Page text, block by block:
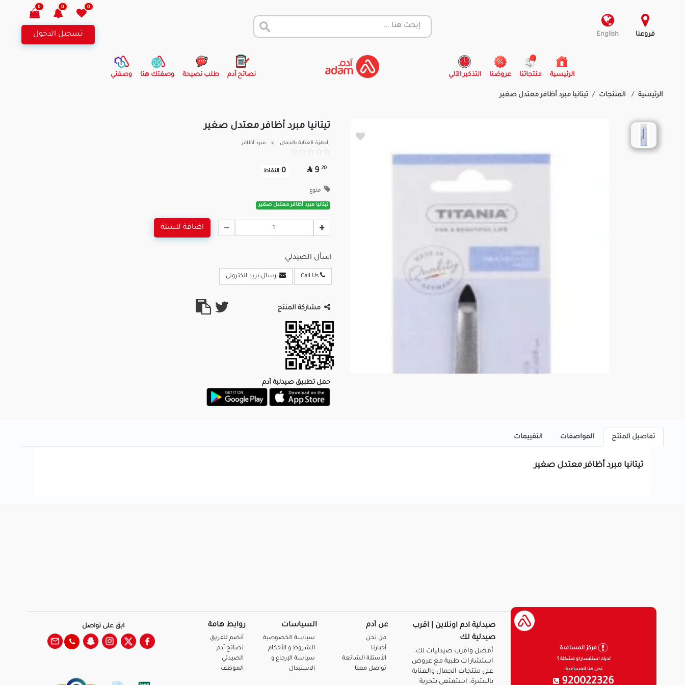
فروعنا English
0
0
0
تسجيل الدخول
الرئيسية
(current) منتجاتنا عروضنا التذكير الآلي نصائح آدم طلب نصيحة وصفتك هنا وصفتي
الرئيسية المنتجات تيتانيا مبرد أظافر معتدل صغير
تيتانيا مبرد أظافر معتدل صغير
أجهزة العناية بالجمال > مبرد أظافر
20
9

0 النقاط
منوع
تيتانيا مبرد أظافر معتدل صغير
اضافة للسلة
اسأل الصيدلي
Call Us ارسال بريد الكترونى
مشاركة المنتج
حمل تطبيق صيدلية آدم
تفاصيل المنتج المواصفات التقييمات
تيتانيا مبرد أظافر معتدل صغير
مركز المساعدة
لديك استفسار او مشكلة ؟
نحن هنا للمساعدة
920022326
صيدلية ادم اونلاين | اقرب
صيدلية لك
أفضل واقرب صيدليات لك.
استشارات طبية مع عروض
على منتجات الجمال والعناية
بالبشرة. استمتعي بتجربة
عن آدم
من نحن
أخبارنا
الأسئلة الشائعة
تواصل معنا
السياسات
سياسة الخصوصية
الشروط و الأحكام
سياسة الإرجاع و
الاستبدال
روابط هامة
أنضم للفريق
نصائح آدم
الصيدلي
الموظف
ابق على تواصل